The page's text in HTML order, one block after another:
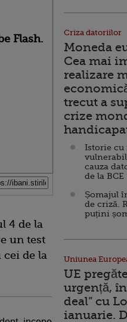
Flash.
4 de la
un test
de la
Criza datoriilor
Moneda
Cea mai
realizare
trecut a
crize
Istorie cu
cauza
de la BCE
Șomajul
de criză.
puțini
Uniunea
UE
urgență,
deal” cu
ianuarie.